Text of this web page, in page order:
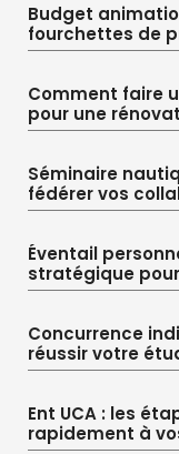
Budget
fourchettes de
Comment faire
pour une
Séminaire
fédérer vos
Éventail
stratégique
Concurrence
réussir votre
Ent UCA : les
rapidement à